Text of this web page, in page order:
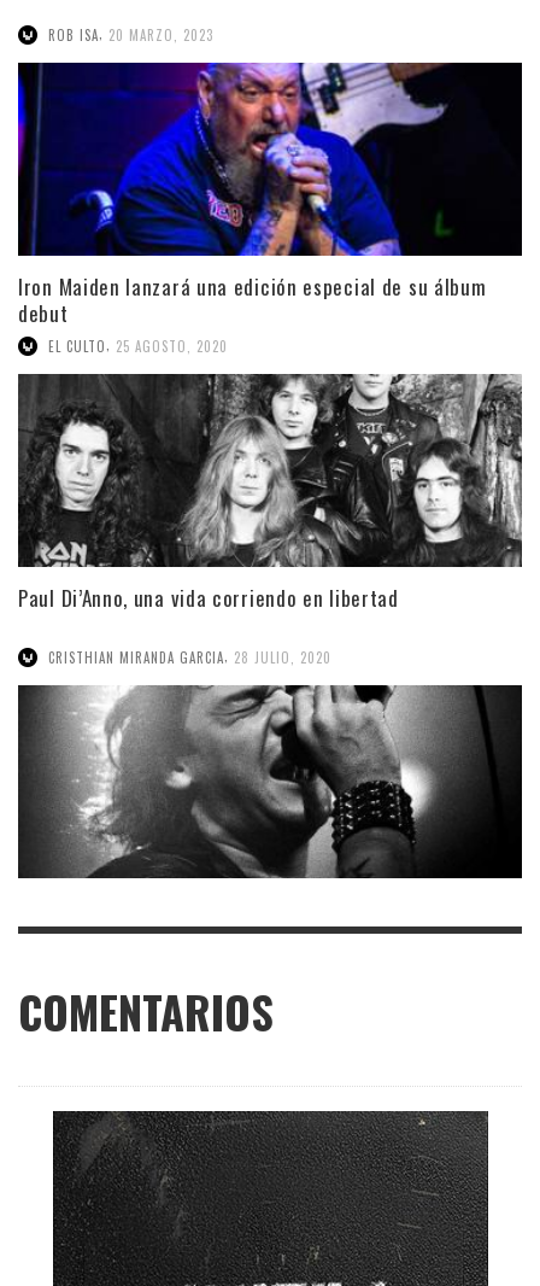
ROB ISA, 20 MARZO, 2023
Iron Maiden lanzará una edición especial de su álbum
debut
EL CULTO 25 AGOSTO, 2020
Paul Di’Anno, una vida corriendo en libertad
CRISTHIAN MIRANDA GARCIA 28 JULIO, 2020
COMENTARIOS